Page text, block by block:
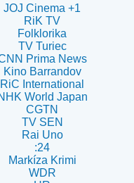
JOJ Cinema +1
RiK TV
Folklorika
TV Turiec
Prima News
Kino Barrandov
RiC International
World Japan
CGTN
TV SEN
Rai Uno
:24
Markíza Krimi
WDR